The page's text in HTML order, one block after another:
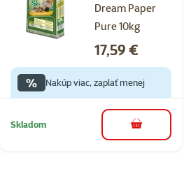
Dream Paper
Pure 10kg
Cena
17,59 €
% Nakúp viac, zaplať menej
Skladom do košíka